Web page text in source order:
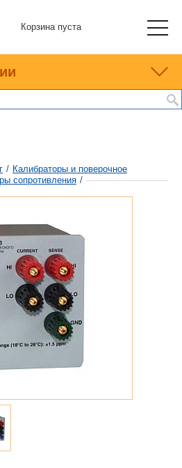
Корзина пуста
/ Калибраторы и поверочное
сопротивления /